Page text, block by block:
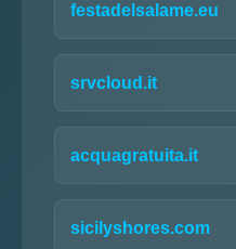
festadelsalame.eu
srvcloud.it
acquagratuita.it
sicilyshores.com